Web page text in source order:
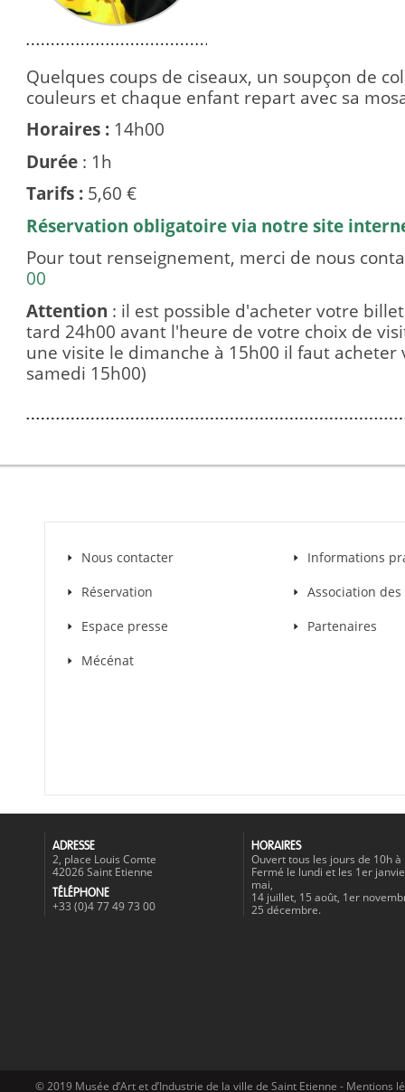
Quelques coups de ciseaux, un soupçon de
couleurs et chaque enfant repart avec sa
Horaires : 14h00
Durée : 1h
Tarifs : 5,60 €
Réservation obligatoire via notre site
Pour tout renseignement, merci de nous
00
Attention : il est possible d'acheter votre
tard 24h00 avant l'heure de votre choix de
une visite le dimanche à 15h00 il faut
samedi 15h00)
Nous contacter
Informations
Réservation
Association
Espace presse
Partenaires
Mécénat
ADRESSE
2, place Louis Comte
42026 Saint Etienne
TÉLÉPHONE
+33 (0)4 77 49 73 00
HORAIRES
Ouvert tous les jours de 10h à
Fermé le lundi et les 1er
mai,
14 juillet, 15 août, 1er
25 décembre.
© 2019 Musée d’Art et d’Industrie de la ville de Saint Etienne - Mentions